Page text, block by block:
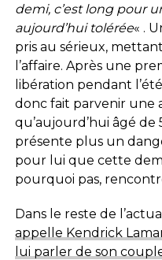
demi, c’est long pour
aujourd’hui tolérée« .
pris au sérieux,
l’affaire. Après une
libération pendant
donc fait parvenir une
qu’aujourd’hui âgé de
présente plus un
pour lui que cette
pourquoi pas,
Dans le reste de
appelle Kendrick
lui parler de son